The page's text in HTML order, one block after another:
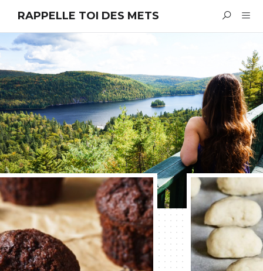
RAPPELLE TOI DES METS